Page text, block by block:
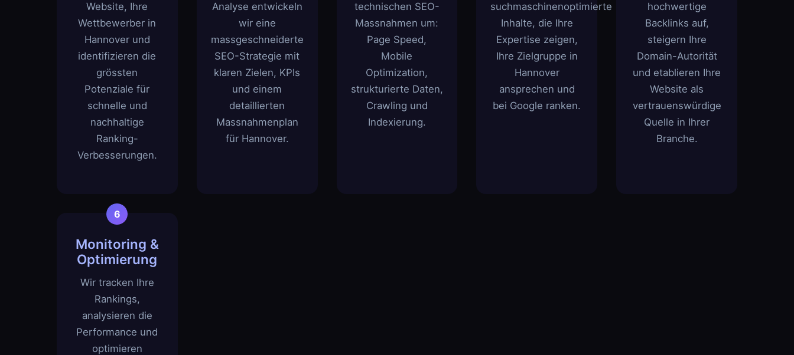
Website, Ihre
Wettbewerber in
Hannover und
identifizieren die
grössten
Potenziale für
schnelle und
nachhaltige
Ranking-
Verbesserungen.
Analyse entwickeln
wir eine
massgeschneiderte
SEO-Strategie mit
klaren Zielen, KPIs
und einem
detaillierten
Massnahmenplan
für Hannover.
technischen SEO-
Massnahmen um:
Page Speed,
Mobile
Optimization,
strukturierte Daten,
Crawling und
Indexierung.
suchmaschinenoptimierte
Inhalte, die Ihre
Expertise zeigen,
Ihre Zielgruppe in
Hannover
ansprechen und
bei Google ranken.
hochwertige
Backlinks auf,
steigern Ihre
Domain-Autorität
und etablieren Ihre
Website als
vertrauenswürdige
Quelle in Ihrer
Branche.
Monitoring &
Optimierung
Wir tracken Ihre
Rankings,
analysieren die
Performance und
optimieren